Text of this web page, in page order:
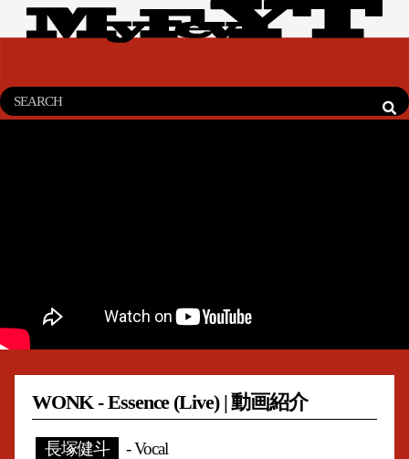
WONK - Essence (Live) | 動画紹介
長塚健斗
- Vocal